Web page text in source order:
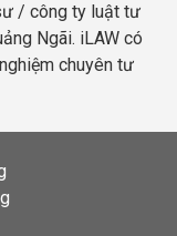
/ công ty luật tư
Ngãi. iLAW có
chuyên tư